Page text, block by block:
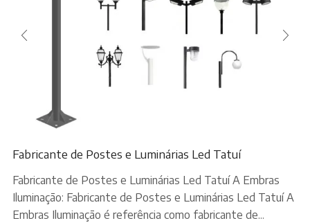
Fabricante de Postes e Luminárias Led Tatuí
Fabricante de Postes e Luminárias Led Tatuí A Embras
Iluminação: Fabricante de Postes e Luminárias Led Tatuí A
Embras Iluminação é referência como fabricante de...